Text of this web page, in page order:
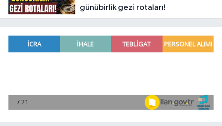
günübirlik gezi rotaları!